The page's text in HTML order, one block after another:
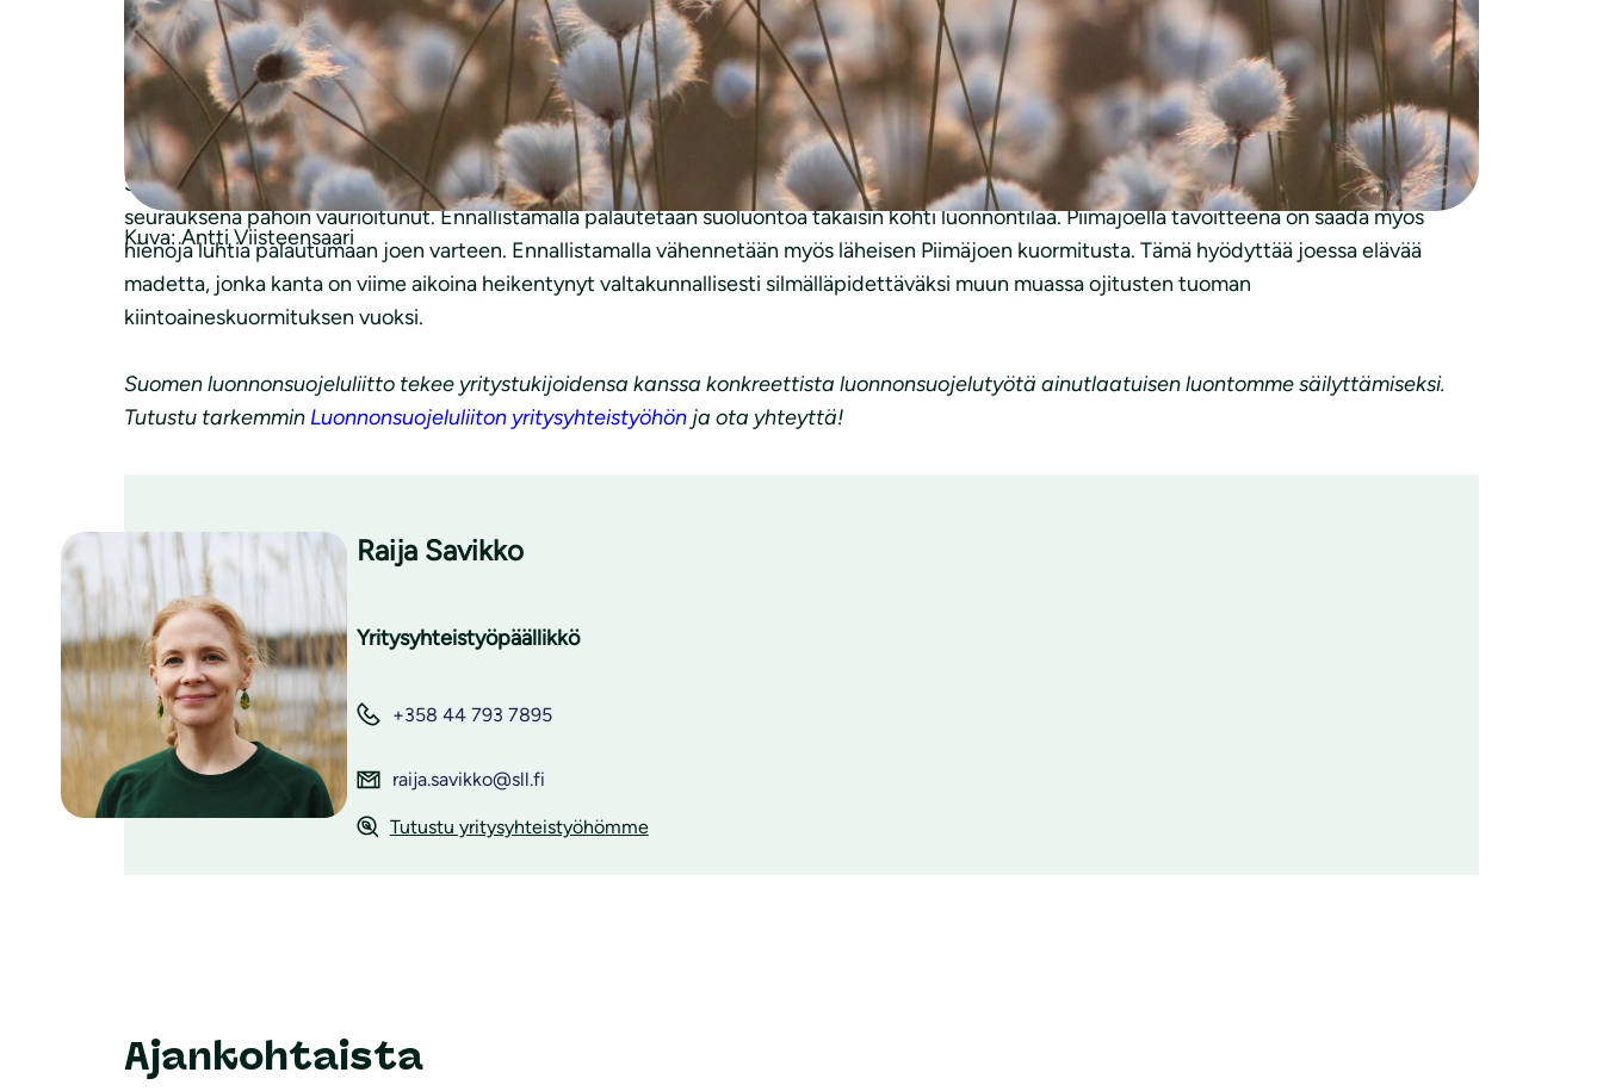
Kuva: Antti Viisteensaari
näemme tärkeäksi tukea luonnon monimuotoisuuden edistämistä myös tällä tavoin”, kertoo OP Pohjolan pääjohtaja Timo Ritakallio .
OP Pohjolan tuella edistetään norppaturvallista kalastusta sekä ympäristökasvatustyötä. Luonnonsuojeluliitto vaihtaa vuosittain norpalle
vaarallisia verkkoja norppaturvallisiin katiskoihin Saimaan alueella. Liiton saimaannorppa-asiantuntijat vierailevat vuosittain lukuisissa Saimaan
alueen kouluissa ja päiväkodeissa kertomassa ainutlaatuisesta saimaannorpasta.
Suoluontoa ennallistetaan Piimäjoen suoalueella Rääkkylässä. OP Pohjolan tuella ennallistettava suokohde on aikanaan ojitettu ja sen
seurauksena pahoin vaurioitunut. Ennallistamalla palautetaan suoluontoa takaisin kohti luonnontilaa. Piimäjoella tavoitteena on saada myös
hienoja luhtia palautumaan joen varteen. Ennallistamalla vähennetään myös läheisen Piimäjoen kuormitusta. Tämä hyödyttää joessa elävää
madetta, jonka kanta on viime aikoina heikentynyt valtakunnallisesti silmälläpidettäväksi muun muassa ojitusten tuoman
kiintoaineskuormituksen vuoksi.
Suomen luonnonsuojeluliitto tekee yritystukijoidensa kanssa konkreettista luonnonsuojelutyötä ainutlaatuisen luontomme säilyttämiseksi.
Tutustu tarkemmin Luonnonsuojeluliiton yritysyhteistyöhön ja ota yhteyttä!
Raija Savikko
Yritysyhteistyöpäällikkö
+358 44 793 7895
raija.savikko@sll.fi
Tutustu yritysyhteistyöhömme
Ajankohtaista